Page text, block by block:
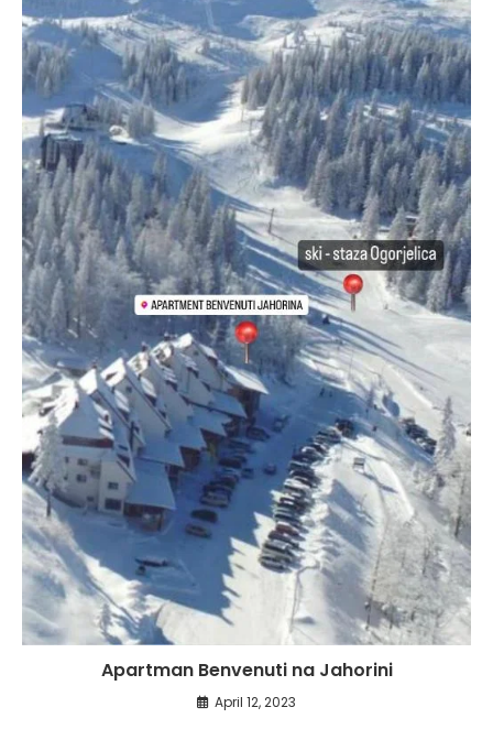
Apartman Benvenuti na Jahorini
April 12, 2023